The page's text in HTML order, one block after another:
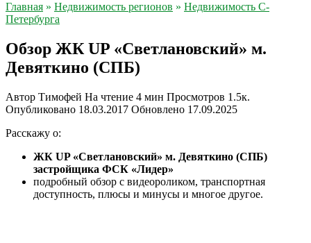
Главная » Недвижимость регионов » Недвижимость С-
Петербурга
Обзор ЖК UP «Светлановский» м.
Девяткино (СПБ)
Автор Тимофей На чтение 4 мин Просмотров 1.5к.
Опубликовано 18.03.2017 Обновлено 17.09.2025
Расскажу о:
ЖК UP «Светлановский» м. Девяткино (СПБ)
застройщика ФСК «Лидер»
подробный обзор с видеороликом, транспортная
доступность, плюсы и минусы и многое другое.